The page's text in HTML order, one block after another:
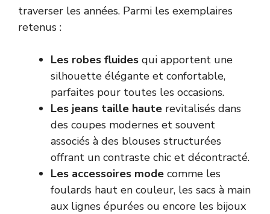
traverser les années. Parmi les exemplaires
retenus :
Les robes fluides qui apportent une
silhouette élégante et confortable,
parfaites pour toutes les occasions.
Les jeans taille haute revitalisés dans
des coupes modernes et souvent
associés à des blouses structurées
offrant un contraste chic et décontracté.
Les accessoires mode comme les
foulards haut en couleur, les sacs à main
aux lignes épurées ou encore les bijoux